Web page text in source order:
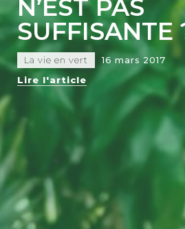
N’EST PAS
SUFFISANTE
La vie en vert
16 mars 2017
Lire l'article